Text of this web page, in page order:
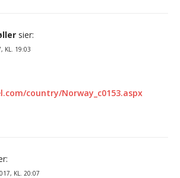
sier:
KL. 19:03
country/Norway_c0153.aspx
KL. 20:07